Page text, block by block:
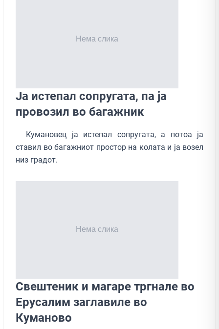
Ја истепал сопругата, па ја
провозил во багажник
Кумановец ја истепал сопругата, а потоа ја
ставил во багажниот простор на колата и ја возел
низ градот.
Свештеник и магаре тргнале во
Ерусалим заглавиле во
Куманово